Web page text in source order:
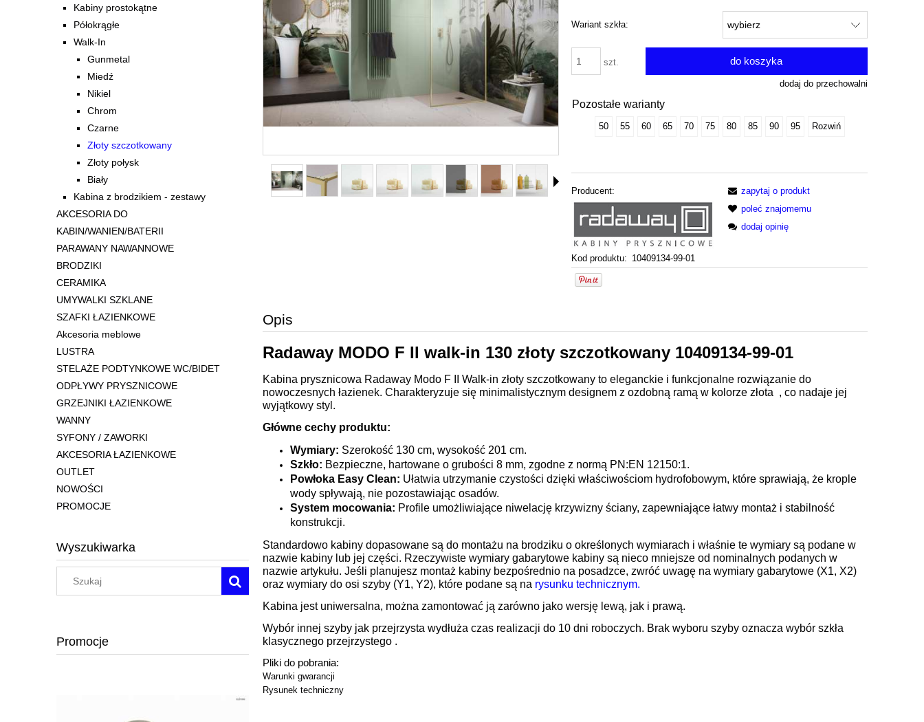
Kabiny prostokątne
Półokrągłe
Walk-In
Gunmetal
Miedź
Nikiel
Chrom
Czarne
Złoty szczotkowany
Złoty połysk
Biały
Kabina z brodzikiem - zestawy
AKCESORIA DO
KABIN/WANIEN/BATERII
PARAWANY NAWANNOWE
BRODZIKI
CERAMIKA
UMYWALKI SZKLANE
SZAFKI ŁAZIENKOWE
Akcesoria meblowe
LUSTRA
STELAŻE PODTYNKOWE WC/BIDET
ODPŁYWY PRYSZNICOWE
GRZEJNIKI ŁAZIENKOWE
WANNY
SYFONY / ZAWORKI
AKCESORIA ŁAZIENKOWE
OUTLET
NOWOŚCI
PROMOCJE
Wyszukiwarka
Promocje
Wariant szkła:
szt. do koszyka
dodaj do przechowalni
Pozostałe warianty
50 55 60 65 70 75 80 85 90 95 Rozwiń
Producent:
Kod produktu: 10409134-99-01
zapytaj o produkt
poleć znajomemu
dodaj opinię
Opis
Radaway MODO F II walk-in 130 złoty szczotkowany 10409134-99-01
Kabina prysznicowa Radaway Modo F II Walk-in złoty szczotkowany to eleganckie i funkcjonalne rozwiązanie do
nowoczesnych łazienek. Charakteryzuje się minimalistycznym designem z ozdobną ramą w kolorze złota , co nadaje jej
wyjątkowy styl.
Główne cechy produktu:
Wymiary: Szerokość 130 cm, wysokość 201 cm.
Szkło: Bezpieczne, hartowane o grubości 8 mm, zgodne z normą PN:EN 12150:1.
Powłoka Easy Clean: Ułatwia utrzymanie czystości dzięki właściwościom hydrofobowym, które sprawiają, że krople
wody spływają, nie pozostawiając osadów.
System mocowania: Profile umożliwiające niwelację krzywizny ściany, zapewniające łatwy montaż i stabilność
konstrukcji.
Standardowo kabiny dopasowane są do montażu na brodziku o określonych wymiarach i właśnie te wymiary są podane w
nazwie kabiny lub jej części. Rzeczywiste wymiary gabarytowe kabiny są nieco mniejsze od nominalnych podanych w
nazwie artykułu. Jeśli planujesz montaż kabiny bezpośrednio na posadzce, zwróć uwagę na wymiary gabarytowe (X1, X2)
oraz wymiary do osi szyby (Y1, Y2), które podane są na rysunku technicznym.
Kabina jest uniwersalna, można zamontować ją zarówno jako wersję lewą, jak i prawą.
Wybór innej szyby jak przejrzysta wydłuża czas realizacji do 10 dni roboczych. Brak wyboru szyby oznacza wybór szkła
klasycznego przejrzystego .
Pliki do pobrania:
Warunki gwarancji
Rysunek techniczny